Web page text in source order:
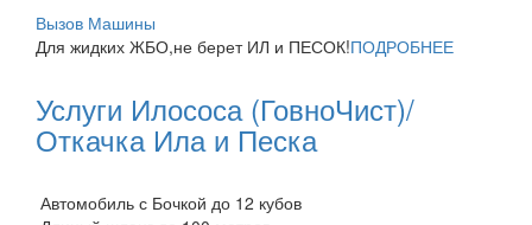
Вызов Машины
Для жидких ЖБО,не берет ИЛ и ПЕСОК!ПОДРОБНЕЕ
Услуги Илососа (ГовноЧист)/
Откачка Ила и Песка
Автомобиль с Бочкой до 12 кубов